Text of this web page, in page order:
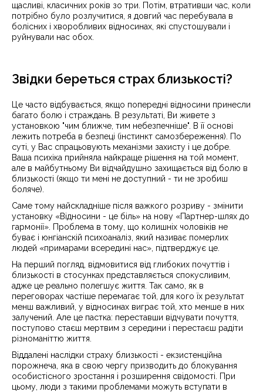
щасливі, класичних років зо три. Потім, втративши час, коли
потрібно було розлучитися, я довгий час перебувала в
болісних і хворобливих відносинах, які спустошували і
руйнували нас обох.
Звідки береться страх близькості?
Це часто відбувається, якщо попередні відносини принесли
багато болю і страждань. В результаті, Ви живете з
установкою "чим ближче, тим небезпечніше". В її основі
лежить потреба в безпеці (інстинкт самозбереження). По
суті, у Вас спрацьовують механізми захисту і це добре.
Ваша психіка прийняла найкраще рішення на той момент,
але в майбутньому Ви відчайдушно захищається від болю в
близькості (якщо ти мені не доступний - ти не зробиш
боляче).
Саме тому найскладніше після важкого розриву - змінити
установку «Відносини - це біль» на нову «Партнер-шлях до
гармонії». Проблема в тому, що колишніх чоловіків не
буває і юнгіанскій психоаналіз, який називає померлих
людей «примарами всередині нас», підтверджує це.
На перший погляд, відмовитися від глибоких почуттів і
близькості в стосунках представляється спокусливим,
адже це реально полегшує життя. Так само, як в
переговорах частіше перемагає той, для кого їх результат
менш важливий, у відносинах виграє той, хто менше в них
залучений. Але це пастка: переставши відчувати почуття,
поступово стаєш мертвим з середини і перестаєш радіти
різноманіттю життя.
Віддалені наслідки страху близькості - екзистенційна
порожнеча, яка в свою чергу призводить до блокування
особистісного зростання і розширення свідомості. При
цьому, люди з такими проблемами можуть вступати в